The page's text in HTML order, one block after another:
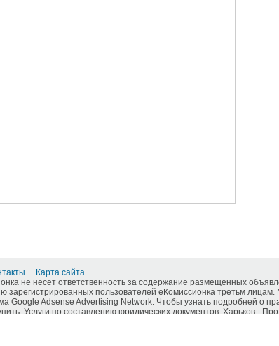
Карта сайта
не несет ответственность за содержание размещенных
пользователей еКомиссионка третьм
Google Adsense Advertising Network. Чтобы узнать подробней о
Услуги по составлению юридических документов, Харьков -